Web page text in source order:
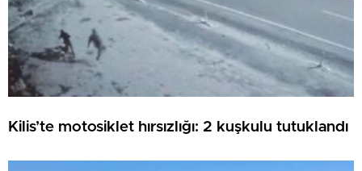
Kilis’te motosiklet hırsızlığı: 2 kuşkulu tutuklandı